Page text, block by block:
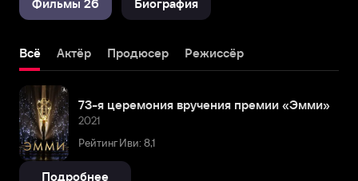
Фильмы 26 Биография
Всё Актёр Продюсер Режиссёр
73-я церемония вручения премии «Эмми»
2021
Рейтинг Иви: 8,1
Подробнее